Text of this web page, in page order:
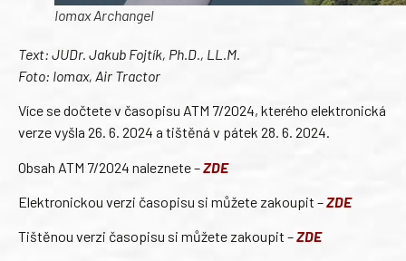
Iomax Archangel
Text: JUDr. Jakub Fojtík, Ph.D., LL.M.
Foto: Iomax, Air Tractor
Více se dočtete v časopisu ATM 7/2024, kterého elektronická
verze vyšla 26. 6. 2024 a tištěná v pátek 28. 6. 2024.
Obsah ATM 7/2024 naleznete –ZDE
Elektronickou verzi časopisu si můžete zakoupit –ZDE
Tištěnou verzi časopisu si můžete zakoupit –ZDE